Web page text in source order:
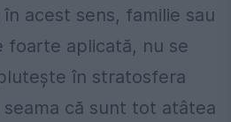
acest sens, familie sau
foarte aplicată, nu se
în stratosfera
seama că sunt tot atâtea